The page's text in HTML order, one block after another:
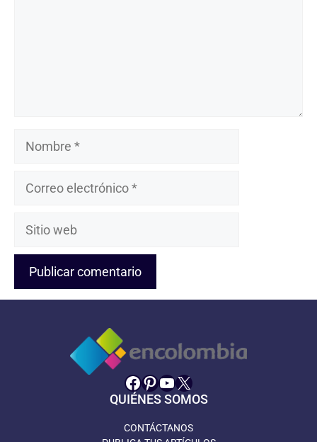
Nombre
Sitio
Facebook
Pinterest
YouTube
X
QUIÉNES SOMOS
CONTÁCTANOS